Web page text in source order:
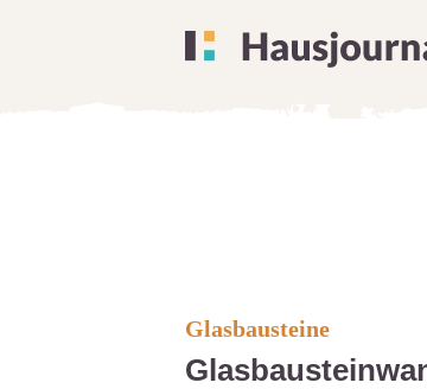
Glasbausteine